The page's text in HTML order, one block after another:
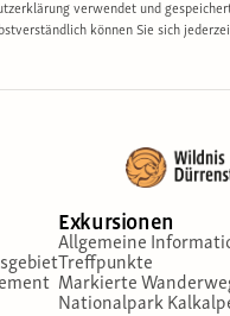
verwendet und
können Sie sich
Exkursionen
Allgemeine
Treffpunkte
Markierte
Nationalpark